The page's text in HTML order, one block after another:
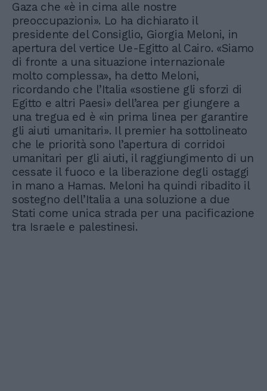
Gaza che «è in cima alle nostre
preoccupazioni». Lo ha dichiarato il
presidente del Consiglio, Giorgia Meloni, in
apertura del vertice Ue-Egitto al Cairo. «Siamo
di fronte a una situazione internazionale
molto complessa», ha detto Meloni,
ricordando che l’Italia «sostiene gli sforzi di
Egitto e altri Paesi» dell’area per giungere a
una tregua ed è «in prima linea per garantire
gli aiuti umanitari». Il premier ha sottolineato
che le priorità sono l’apertura di corridoi
umanitari per gli aiuti, il raggiungimento di un
cessate il fuoco e la liberazione degli ostaggi
in mano a Hamas. Meloni ha quindi ribadito il
sostegno dell’Italia a una soluzione a due
Stati come unica strada per una pacificazione
tra Israele e palestinesi.